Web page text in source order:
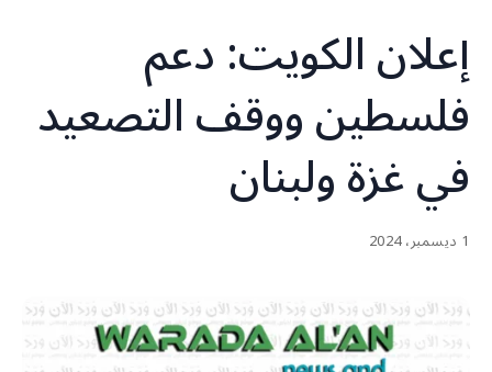
إعلان الكويت: دعم
فلسطين ووقف التصعيد
في غزة ولبنان
1 ديسمبر، 2024